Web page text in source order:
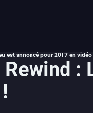
est annoncé pour 2017 en vidéo
: